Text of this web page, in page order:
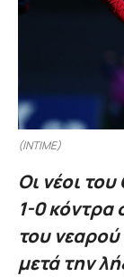
(INTIME)
Οι νέοι
1-0 κόντρα
του νεαρού
μετά την